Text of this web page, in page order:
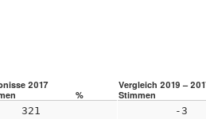
2017
Vergleich 2019 –
% Stimmen
321 -3